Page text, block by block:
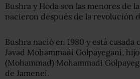
Bushra y Hoda son las menores de
nacieron después de la revolución
Bushra nació en 1980 y está
Javad Mohammadi Golpayegani,
(Mohammad) Mohammadi
de Jamenei.